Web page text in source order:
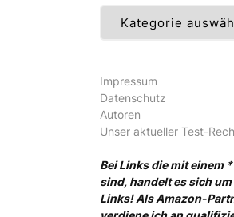
Impressum
Datenschutz
Autoren
Unser aktueller Test-
Bei Links die mit einem
sind, handelt es sich
Links! Als Amazon-